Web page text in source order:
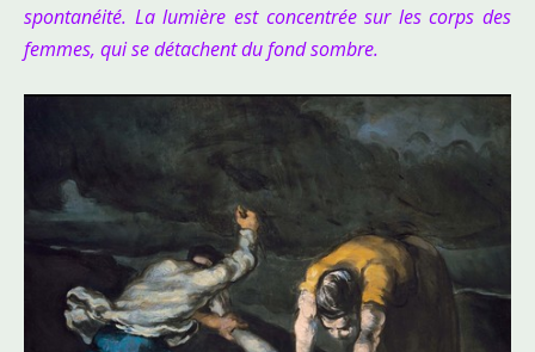
spontanéité. La lumière est concentrée sur les corps des
femmes, qui se détachent du fond sombre.